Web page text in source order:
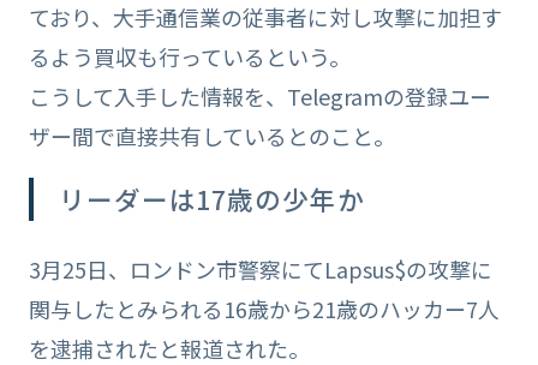
ており、大手通信業の従事者に対し攻撃に加担す
るよう買収も行っているという。
こうして入手した情報を、Telegramの登録ユー
ザー間で直接共有しているとのこと。
リーダーは17歳の少年か
3月25日、ロンドン市警察にてLapsus$の攻撃に
関与したとみられる16歳から21歳のハッカー7人
を逮捕されたと報道された。